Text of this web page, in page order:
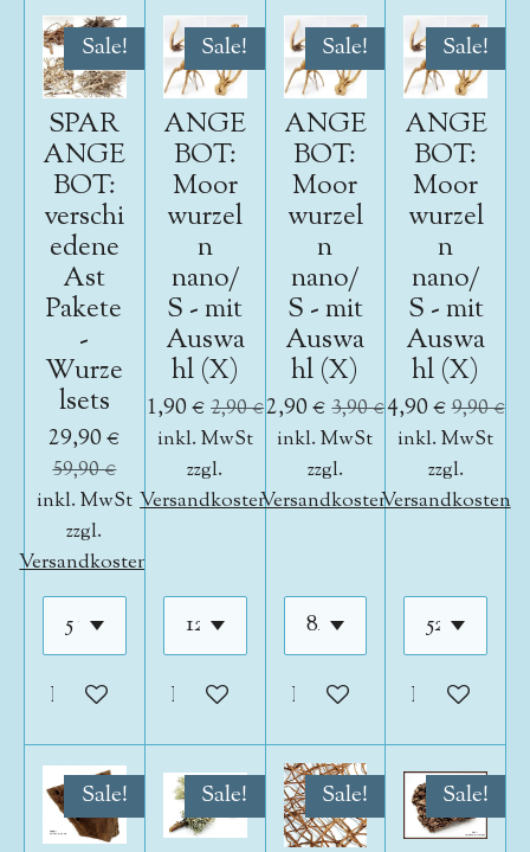
Sale!
SPAR
ANGE
BOT:
verschi
edene
Ast
Pakete
-
Wurze
lsets
29,90 €
59,90 €
inkl. MwSt
zzgl.
Versandkosten
In den Warenkorb
Sale!
ANGE
BOT:
Moor
wurzel
n
nano/
S - mit
Auswa
hl (X)
1,90 € 2,90 €
inkl. MwSt
zzgl.
Versandkosten
In den Warenkorb
Sale!
ANGE
BOT:
Moor
wurzel
n
nano/
S - mit
Auswa
hl (X)
2,90 € 3,90 €
inkl. MwSt
zzgl.
Versandkosten
In den Warenkorb
Sale!
ANGE
BOT:
Moor
wurzel
n
nano/
S - mit
Auswa
hl (X)
4,90 €9,90 €
inkl. MwSt
zzgl.
Versandkosten
In den
Sale! Sale! Sale! Sale!